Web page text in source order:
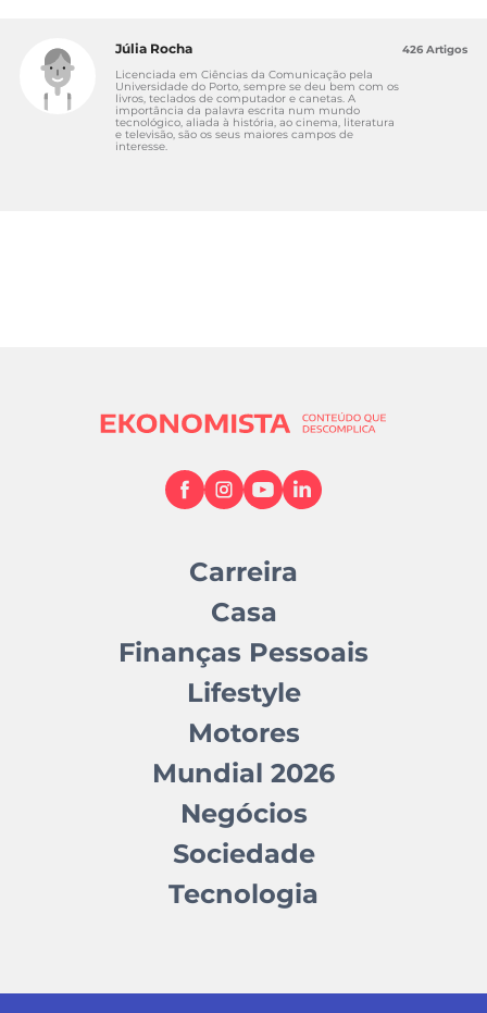
Júlia Rocha
Licenciada em Ciências da Comunicação pela
Universidade do Porto, sempre se deu bem com os
livros, teclados de computador e canetas. A
importância da palavra escrita num mundo
tecnológico, aliada à história, ao cinema, literatura
e televisão, são os seus maiores campos de
interesse.
426 Artigos
Carreira
Casa
Finanças Pessoais
Lifestyle
Motores
Mundial 2026
Negócios
Sociedade
Tecnologia